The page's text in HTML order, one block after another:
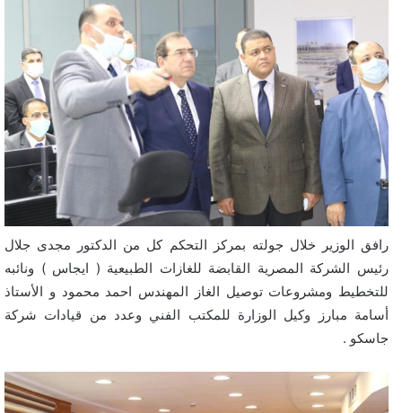
رافق الوزير خلال جولته بمركز التحكم كل من الدكتور مجدى جلال
رئيس الشركة المصرية القابضة للغازات الطبيعية ( ايجاس ) ونائبه
للتخطيط ومشروعات توصيل الغاز المهندس احمد محمود و الأستاذ
أسامة مبارز وكيل الوزارة للمكتب الفني وعدد من قيادات شركة
جاسكو .